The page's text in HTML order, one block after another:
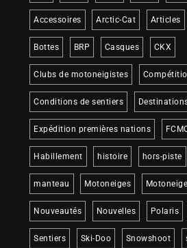
Accessoires Arctic-Cat Articles
Bottes BRP Casques CKX
Clubs de motoneigistes
Conditions de sentiers
Expédition premières nations
Habillement histoire hors-piste
manteau Motoneiges
Nouveautés Nouvelles Polaris
Sentiers Ski-Doo Snowshoot